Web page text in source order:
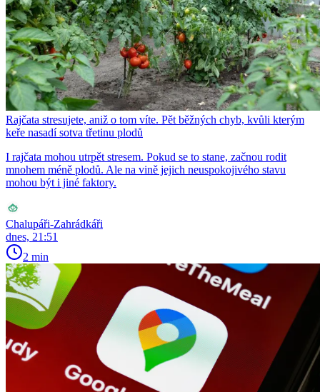
Rajčata stresujete, aniž o tom víte. Pět běžných chyb, kvůli kterým
keře nasadí sotva třetinu plodů
I rajčata mohou utrpět stresem. Pokud se to stane, začnou rodit
mnohem méně plodů. Ale na vině jejich neuspokojivého stavu
mohou být i jiné faktory.
Chalupáři-Zahrádkáři
dnes, 21:51
2 min